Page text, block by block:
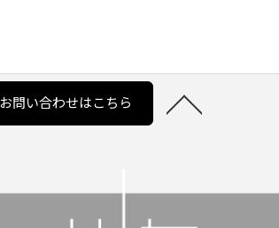
お問い合わせはこちら